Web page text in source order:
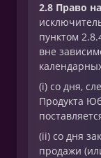
2.8 Право
пунктом
вне
(i) со дня,
Продукта
(ii) со дня
продажи